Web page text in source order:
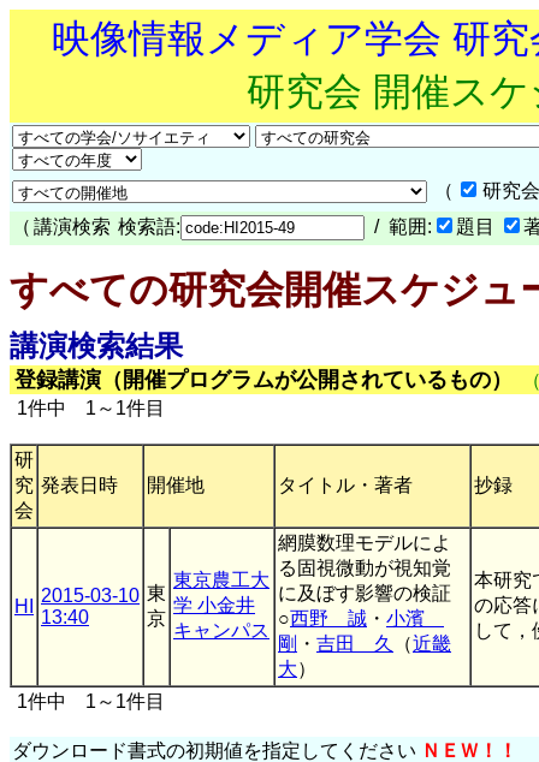
映像情報メディア学会 研
研究会 開催ス
（
研究
（ 講演検索 検索語: / 範囲: 題目
すべての研究会開催スケジュ
講演検索結果
登録講演（開催プログラムが公開されているもの）
1件中 1～1件目
研
究
会
発表日時 開催地 タイトル・著者 抄録
HI
2015-03-10
13:40
東
京
東京農工大
学 小金井
キャンパス
網膜数理モデルによ
る固視微動が視知覚
に及ぼす影響の検証
○西野 誠 ・ 小濱
剛 ・ 吉田 久 （近畿
大）
本研究
の応答
して
1件中 1～1件目
ダウンロード書式の初期値を指定してください ＮＥＷ！！